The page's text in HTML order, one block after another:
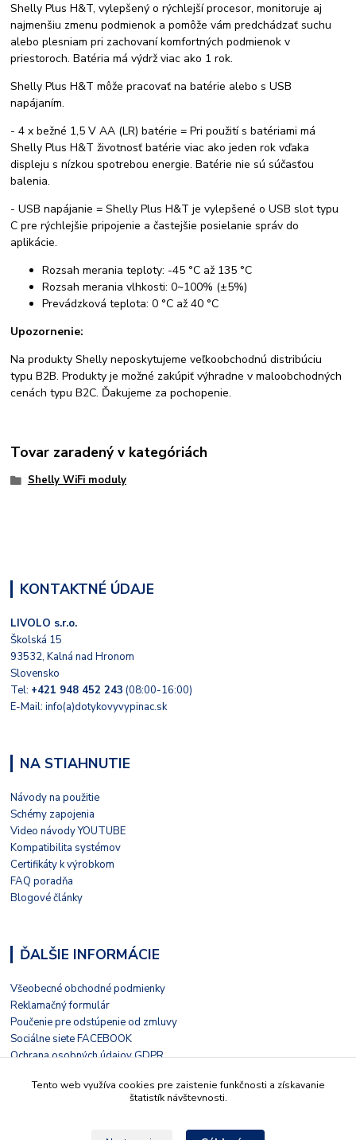
Shelly Plus H&T, vylepšený o rýchlejší procesor, monitoruje aj
najmenšiu zmenu podmienok a pomôže vám predchádzať suchu
alebo plesniam pri zachovaní komfortných podmienok v
priestoroch. Batéria má výdrž viac ako 1 rok.
Shelly Plus H&T môže pracovať na batérie alebo s USB
napájaním.
- 4 x bežné 1,5 V AA (LR) batérie = Pri použití s batériami má
Shelly Plus H&T životnosť batérie viac ako jeden rok vďaka
displeju s nízkou spotrebou energie. Batérie nie sú súčasťou
balenia.
- USB napájanie = Shelly Plus H&T je vylepšené o USB slot typu
C pre rýchlejšie pripojenie a častejšie posielanie správ do
aplikácie.
Rozsah merania teploty: -45 °C až 135 °C
Rozsah merania vlhkosti: 0~100% (±5%)
Prevádzková teplota: 0 °C až 40 °C
Upozornenie:
Na produkty Shelly neposkytujeme veľkoobchodnú distribúciu
typu B2B. Produkty je možné zakúpiť výhradne v maloobchodných
cenách typu B2C. Ďakujeme za pochopenie.
Tovar zaradený v kategóriách
Shelly WiFi moduly
KONTAKTNÉ ÚDAJE
LIVOLO s.r.o.
Školská 15
93532, Kalná nad Hronom
Slovensko
Tel: +421 948 452 243 (08:00-16:00)
E-Mail: info(a)dotykovyvypinac.sk
NA STIAHNUTIE
Návody na použitie
Schémy zapojenia
Video návody YOUTUBE
Kompatibilita systémov
Certifikáty k výrobkom
FAQ poradňa
Blogové články
ĎALŠIE INFORMÁCIE
Všeobecné obchodné podmienky
Reklamačný formulár
Poučenie pre odstúpenie od zmluvy
Sociálne siete FACEBOOK
Ochrana osobných údajov GDPR
Kontaktný formulár
Tento web využíva cookies pre zaistenie funkčnosti a získavanie
štatistík návštevnosti.